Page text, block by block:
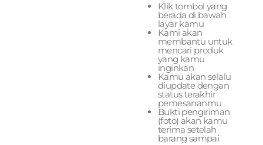
Klik tombol yang
berada di bawah
layar kamu
Kami akan
membantu untuk
mencari produk
yang kamu
inginkan
Kamu akan selalu
diupdate dengan
status terakhir
pemesananmu
Bukti pengiriman
(foto) akan kamu
terima setelah
barang sampai